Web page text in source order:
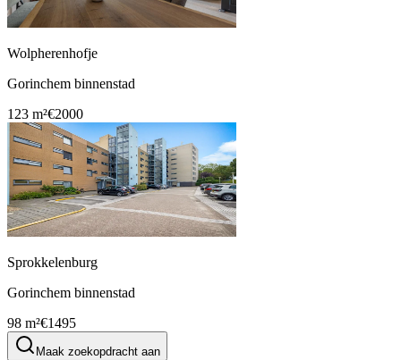
Wolpherenhofje
Gorinchem binnenstad
123 m²€2000
Sprokkelenburg
Gorinchem binnenstad
98 m²€1495
Maak zoekopdracht aan